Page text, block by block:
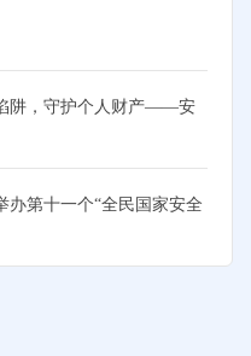
阱，守护个人财产——安
办第十一个“全民国家安全